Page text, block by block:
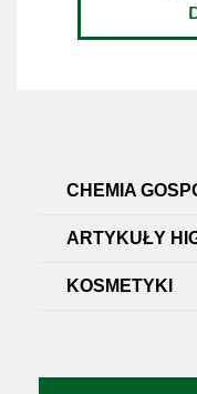
CHEMIA
ARTYKUŁY
KOSMETYKI